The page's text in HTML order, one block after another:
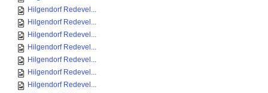
Hilgendorf Redevel...
Hilgendorf Redevel...
Hilgendorf Redevel...
Hilgendorf Redevel...
Hilgendorf Redevel...
Hilgendorf Redevel...
Hilgendorf Redevel...